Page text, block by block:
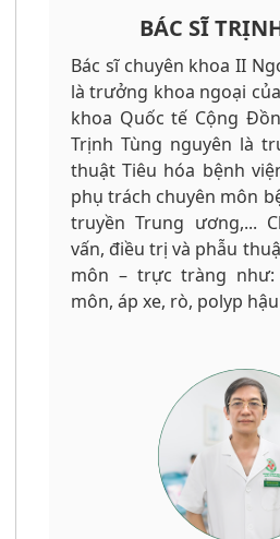
BÁC SĨ
Bác sĩ chuyên khoa II
là trưởng khoa ngoại
khoa Quốc tế Cộng
Trịnh Tùng nguyên là
thuật Tiêu hóa bệnh
phụ trách chuyên môn
truyền Trung ương,...
vấn, điều trị và phẫu
môn – trực tràng
môn, áp xe, rò, polyp